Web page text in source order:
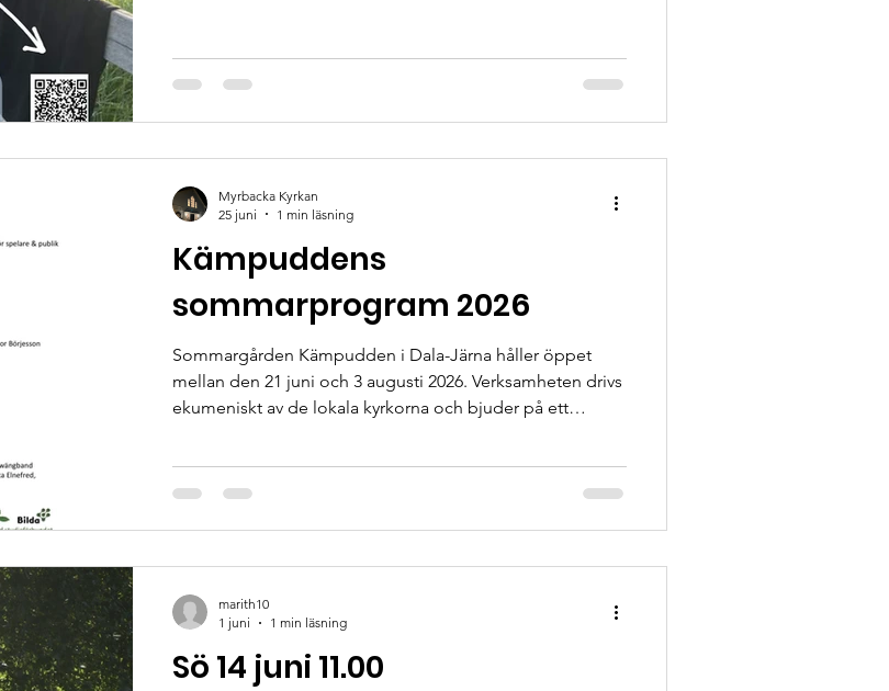
detta i förväg och ange vem man bor med i anmälan. Vi
försöker nämligen ta hänsyn till det i gruppindelningen så
Kämpuddens
sommarprogram 2026
Sommargården Kämpudden i Dala-Järna håller öppet
mellan den 21 juni och 3 augusti 2026. Verksamheten drivs
ekumeniskt av de lokala kyrkorna och bjuder på ett
Myrbacka Kyrkan
25 juni
1 min läsning
Sö 14 juni 11.00
marith10
1 juni
1 min läsning